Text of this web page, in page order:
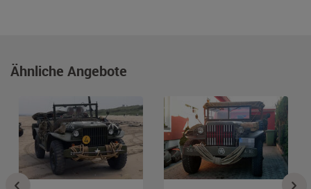
Ähnliche Angebote